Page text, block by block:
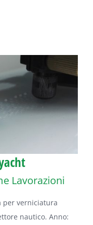
Lavorazioni
per verniciatura
nautico. Anno: